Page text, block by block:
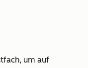
um auf